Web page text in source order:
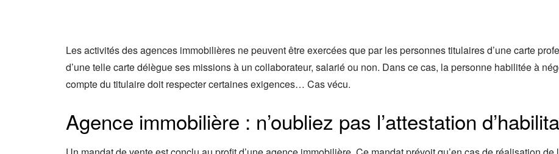
Les activités des agences immobilières ne peuvent être exercées que par les personnes titulaires d’une carte
d’une telle carte délègue ses missions à un collaborateur, salarié ou non. Dans ce cas, la personne habilitée à
compte du titulaire doit respecter certaines exigences… Cas vécu.
Agence immobilière : n’oubliez pas l’attestation